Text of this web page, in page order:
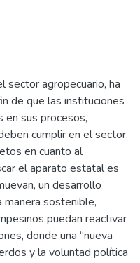
sector agropecuario, ha
de que las instituciones
en sus procesos,
cumplir en el sector.
en cuanto al
el aparato estatal es
un desarrollo
manera sostenible,
puedan reactivar
donde una “nueva
y la voluntad política